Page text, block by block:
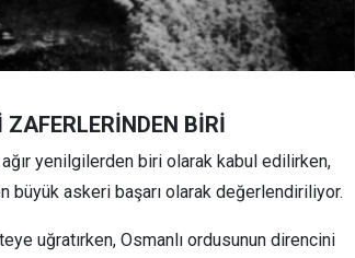
BİRİ
yenilgilerden biri olarak kabul edilirken,
büyük askeri başarı olarak değerlendiriliyor.
uğratırken, Osmanlı ordusunun direncini